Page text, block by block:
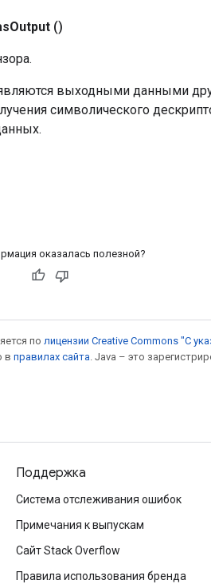
Output ()
выходными данными
символического
оказалась полезной?
по лицензии Creative Commons "С
в правилах сайта . Java – это
Поддержка
Система отслеживания ошибок
Примечания к выпускам
Сайт Stack Overflow
Правила использования бренда